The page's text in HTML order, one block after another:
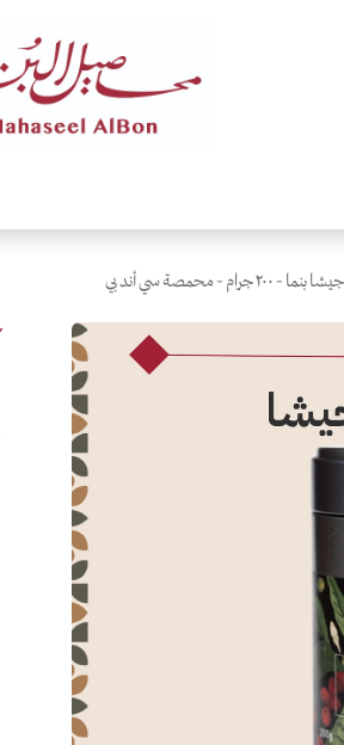
٢٠٠ جرام - محمصة سي أند بي